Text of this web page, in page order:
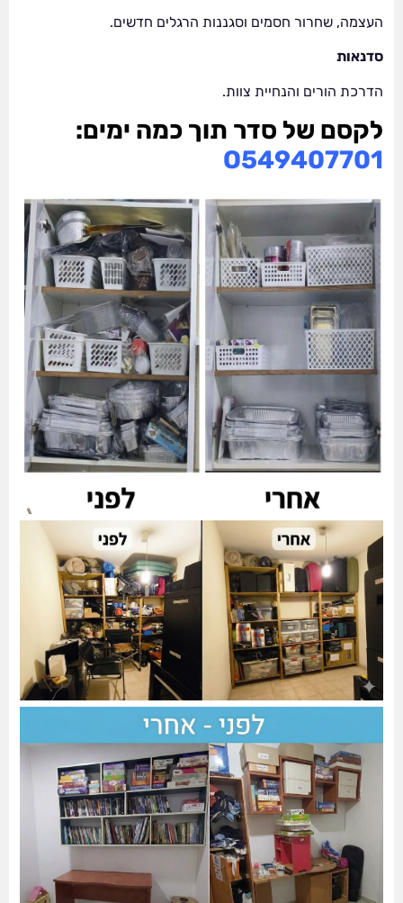
העצמה, שחרור חסמים וסגננות הרגלים חדשים.
סדנאות
הדרכת הורים והנחיית צוות.
לקסם של סדר תוך כמה ימים:
O549407701